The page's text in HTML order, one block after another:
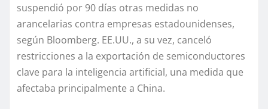
suspendió por 90 días otras medidas no
arancelarias contra empresas estadounidenses,
según Bloomberg. EE.UU., a su vez, canceló
restricciones a la exportación de semiconductores
clave para la inteligencia artificial, una medida que
afectaba principalmente a China.